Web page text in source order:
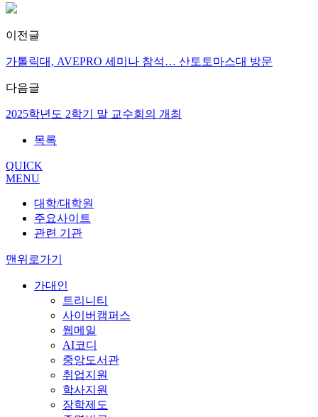
이전글
가톨릭대, AVEPRO 세미나 참석… 산토토마스대 방문
다음글
2025학년도 2학기 말 교수회의 개최
목록
QUICK
MENU
대학/대학원
주요사이트
관련 기관
맨위로가기
가대인
트리니티
사이버캠퍼스
웹메일
AI코디
중앙도서관
취업지원
학사지원
장학제도